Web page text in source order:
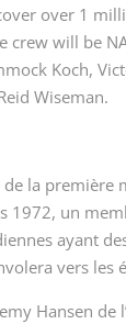
over 1
crew will be
Koch,
Wiseman.
de la première
1972, un
ayant
vers les
Hansen de